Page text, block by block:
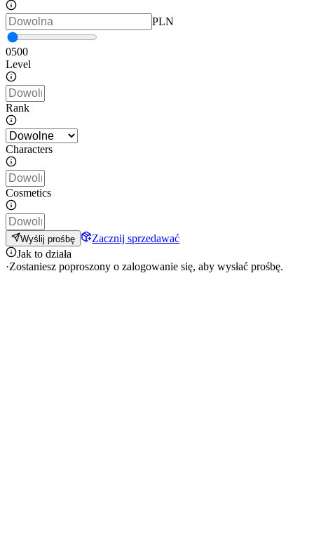
PLN
0500
Level
Rank
Characters
Cosmetics
Wyślij prośbę
Zacznij sprzedawać
Jak to działa
·Zostaniesz poproszony o zalogowanie się, aby wysłać prośbę.